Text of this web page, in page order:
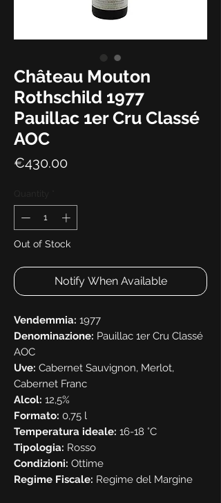
Château Mouton
Rothschild 1977
Pauillac 1er Cru Classé
AOC
€430.00
Out of Stock
Notify When Available
Vendemmia: 1977
Denominazione: Pauillac 1er Cru Classé
AOC
Uve: Cabernet Sauvignon, Merlot,
Cabernet Franc
Alcol: 12,5%
Formato: 0,75 l
Temperatura ideale: 16-18 °C
Tipologia: Rosso
Condizioni: Ottime
Regime Fiscale: Regime del Margine